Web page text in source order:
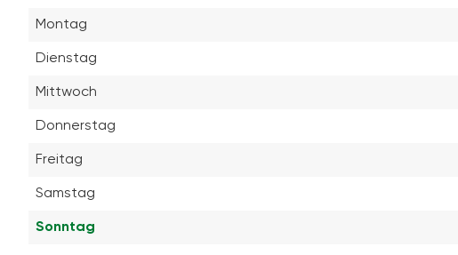
Montag
Dienstag
Mittwoch
Donnerstag
Freitag
Samstag
Sonntag